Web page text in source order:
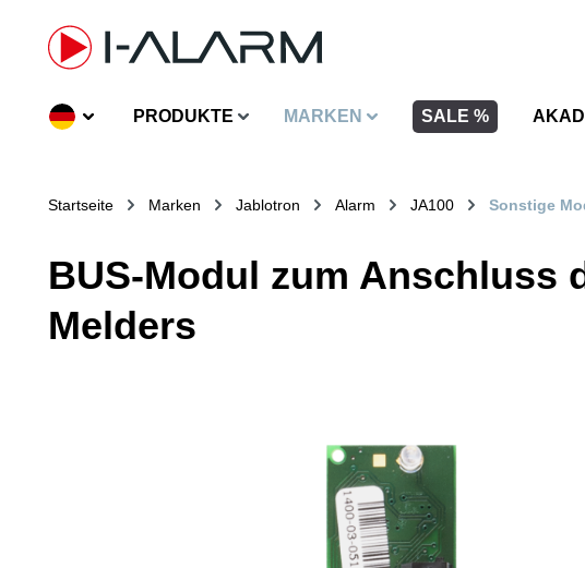
springen
PRODUKTE MARKEN SALE %
Startseite Marken Jablotron Alarm JA100 Sonstige
BUS-Modul zum Anschluss
Melders